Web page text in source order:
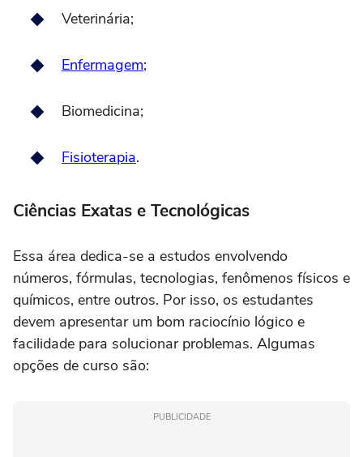
Veterinária;
Enfermagem;
Biomedicina;
Fisioterapia.
Ciências Exatas e Tecnológicas
Essa área dedica-se a estudos envolvendo
números, fórmulas, tecnologias, fenômenos físicos e
químicos, entre outros. Por isso, os estudantes
devem apresentar um bom raciocínio lógico e
facilidade para solucionar problemas. Algumas
opções de curso são:
PUBLICIDADE